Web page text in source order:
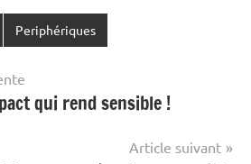
Periphériques
qui rend sensible !
Article suivant